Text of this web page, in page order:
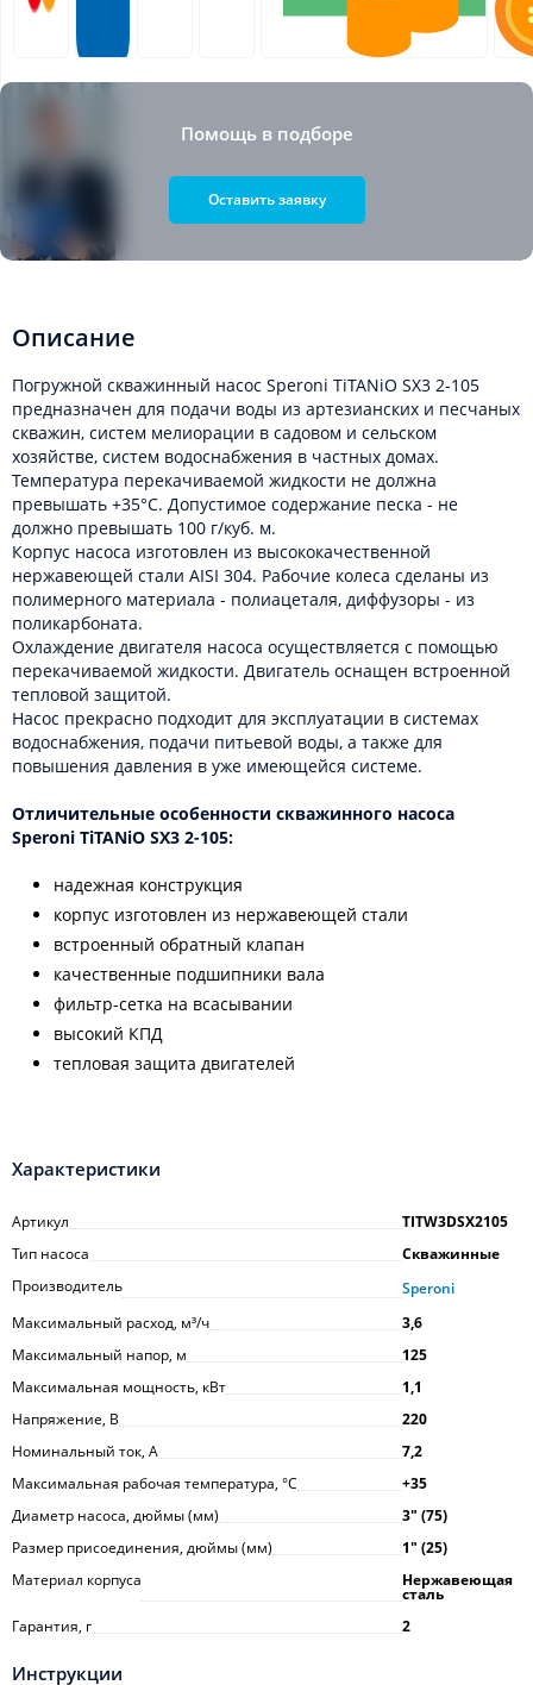
Помощь в подборе
Оставить заявку
Описание
Погружной скважинный насос Speroni TiTANiO SX3 2-105
предназначен для подачи воды из артезианских и песчаных
скважин, систем мелиорации в садовом и сельском
хозяйстве, систем водоснабжения в частных домах.
Температура перекачиваемой жидкости не должна
превышать +35°С. Допустимое содержание песка - не
должно превышать 100 г/куб. м.
Корпус насоса изготовлен из высококачественной
нержавеющей стали AISI 304. Рабочие колеса сделаны из
полимерного материала - полиацеталя, диффузоры - из
поликарбоната.
Охлаждение двигателя насоса осуществляется с помощью
перекачиваемой жидкости. Двигатель оснащен встроенной
тепловой защитой.
Насос прекрасно подходит для эксплуатации в системах
водоснабжения, подачи питьевой воды, а также для
повышения давления в уже имеющейся системе.
Отличительные особенности скважинного насоса
Speroni TiTANiO SX3 2-105:
надежная конструкция
корпус изготовлен из нержавеющей стали
встроенный обратный клапан
качественные подшипники вала
фильтр-сетка на всасывании
высокий КПД
тепловая защита двигателей
Характеристики
Артикул
TITW3DSX2105
Тип насоса
Скважинные
Производитель
Speroni
Максимальный расход, м³/ч
3,6
Максимальный напор, м
125
Максимальная мощность, кВт
1,1
Напряжение, В
220
Номинальный ток, А
7,2
Максимальная рабочая температура, °С
+35
Диаметр насоса, дюймы (мм)
3ʺ (75)
Размер присоединения, дюймы (мм)
1ʺ (25)
Материал корпуса
Нержавеющая
сталь
Гарантия, г
2
Инструкции